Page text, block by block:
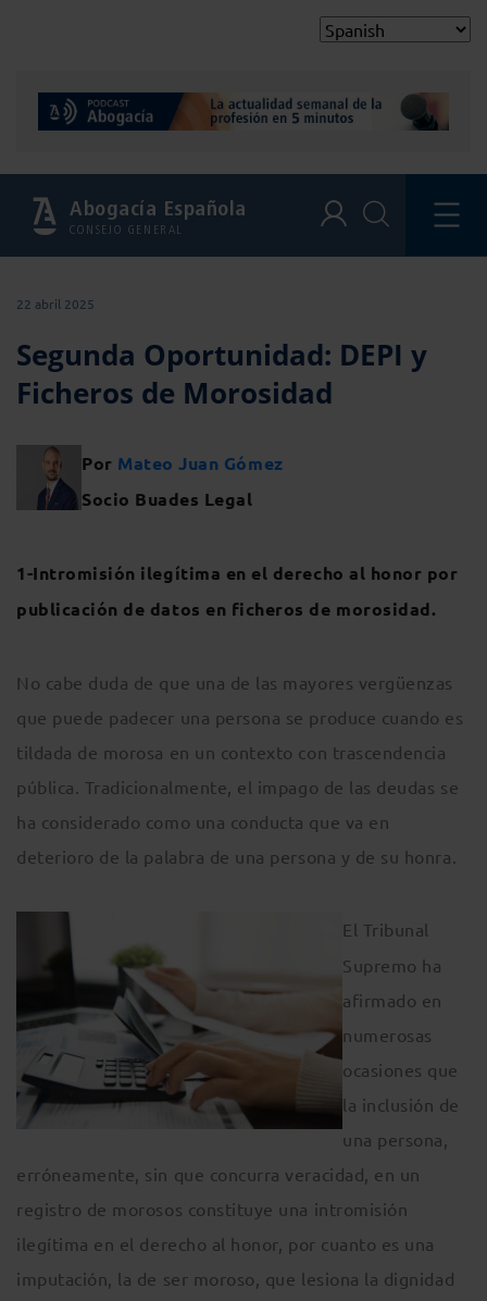
Abogacía Española
CONSEJO GENERAL
22 abril 2025
Segunda Oportunidad: DEPI y
Ficheros de Morosidad
Por Mateo Juan Gómez
Socio Buades Legal
1-Intromisión ilegítima en el derecho al honor por
publicación de datos en ficheros de morosidad.
No cabe duda de que una de las mayores vergüenzas
que puede padecer una persona se produce cuando es
tildada de morosa en un contexto con trascendencia
pública. Tradicionalmente, el impago de las deudas se
ha considerado como una conducta que va en
deterioro de la palabra de una persona y de su honra.
El Tribunal
Supremo ha
afirmado en
numerosas
ocasiones que
la inclusión de
una persona,
erróneamente, sin que concurra veracidad, en un
registro de morosos constituye una intromisión
ilegítima en el derecho al honor, por cuanto es una
imputación, la de ser moroso, que lesiona la dignidad